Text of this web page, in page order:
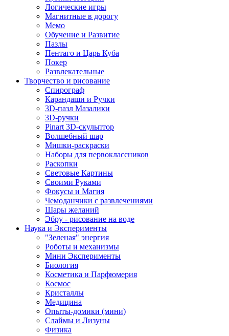
Логические игры
Магнитные в дорогу
Мемо
Обучение и Развитие
Пазлы
Пентаго и Царь Куба
Покер
Развлекательные
Творчество и рисование
Спирограф
Карандаши и Ручки
3D-пазл Мазалики
3D-ручки
Pinart 3D-скульптор
Волшебный шар
Мишки-раскраски
Наборы для первоклассников
Раскопки
Световые Картины
Своими Руками
Фокусы и Магия
Чемоданчики с развлечениями
Шары желаний
Эбру - рисование на воде
Наука и Эксперименты
"Зеленая" энергия
Роботы и механизмы
Мини Эксперименты
Биология
Косметика и Парфюмерия
Космос
Кристаллы
Медицина
Опыты-домики (мини)
Слаймы и Лизуны
Физика